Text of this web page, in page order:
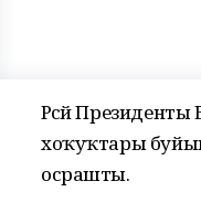
Рәсәй
хоҡуҡтары
осрашты.